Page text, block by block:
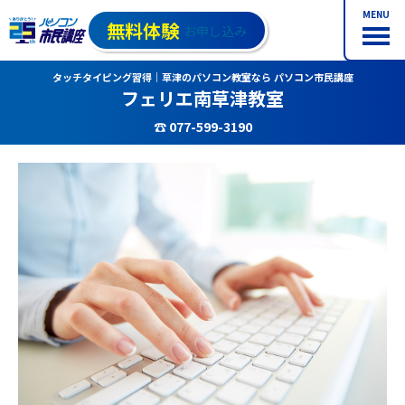
MENU
無料体験 お申し込み
タッチタイピング習得｜草津のパソコン教室なら パソコン市民講座
フェリエ南草津教室
☎ 077-599-3190